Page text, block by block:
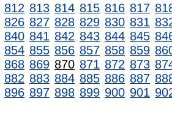
812 813 814 815 816 817
826 827 828 829 830 831
840 841 842 843 844 845
854 855 856 857 858 859
868 869 870 871 872 873
882 883 884 885 886 887
896 897 898 899 900 901